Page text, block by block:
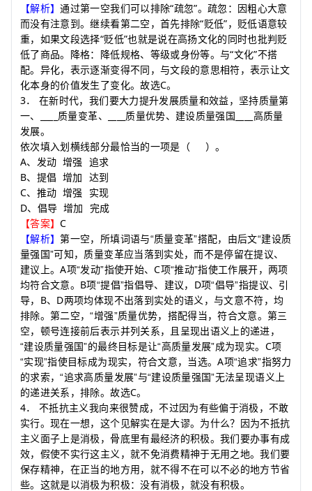
【解析】通过第一空我们可以排除“疏忽”。疏忽：因粗心大意
而没有注意到。继续看第二空，首先排除“贬低”，贬低语意较
重，如果文段选择“贬低”也就是说在高扬文化的同时也批判贬
低了商品。降格：降低规格、等级或身份等。与“文化”不搭
配。异化，表示逐渐变得不同，与文段的意思相符，表示让文
化本身的价值发生了变化。故选C。
3．
在新时代，我们要大力提升发展质量和效益，坚持质量第
一、
质量变革、 质量优势、建设质量强国
高质量
发展。
依次填入划横线部分最恰当的一项是 （ ）。
A、发动 增强 追求
B、提倡 增加 达到
C、推动 增强 实现
D、倡导 增加
完成
【答案】C
【解析】第一空，所填词语与“质量变革”搭配，由后文“建设质
量强国”可知，质量变革应当落到实处，而不是停留在提议、
建议上。A项“发动”指使开始、C项“推动”指使工作展开，两项
均符合文意。 B项“提倡”指倡导、建议， D项“倡导”指提议、引
导， B、 D两项均体现不出落到实处的语义，与文意不符，均
排除。第二空，“增强”质量优势，搭配得当，符合文意。第三
空，顿号连接前后表示并列关系，且呈现出语义上的递进，
“建设质量强国”的最终目标是让“高质量发展”成为现实。 C项
“实现”指使目标成为现实，符合文意，当选。A项“追求”指努力
的求索，“追求高质量发展”与“建设质量强国”无法呈现语义上
的递进关系，排除。故选C。
4．
不抵抗主义我向来很赞成，不过因为有些偏于消极，不敢
实行。现在一想，这个见解实在是大谬。为什么？因为不抵抗
主义面子上是消极，骨底里有最经济的积极。我们要办事有成
效，假使不实行这主义，就不免消费精神于无用之地。我们要
保存精神，在正当的地方用，就不得不在可以不必的地方节省
些。这就是以消极为积极：没有消极，就没有积极。